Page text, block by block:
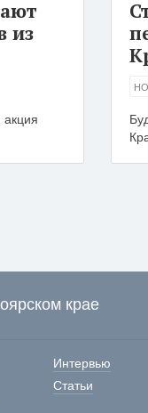
из
акция
крае
Интервью
Статьи